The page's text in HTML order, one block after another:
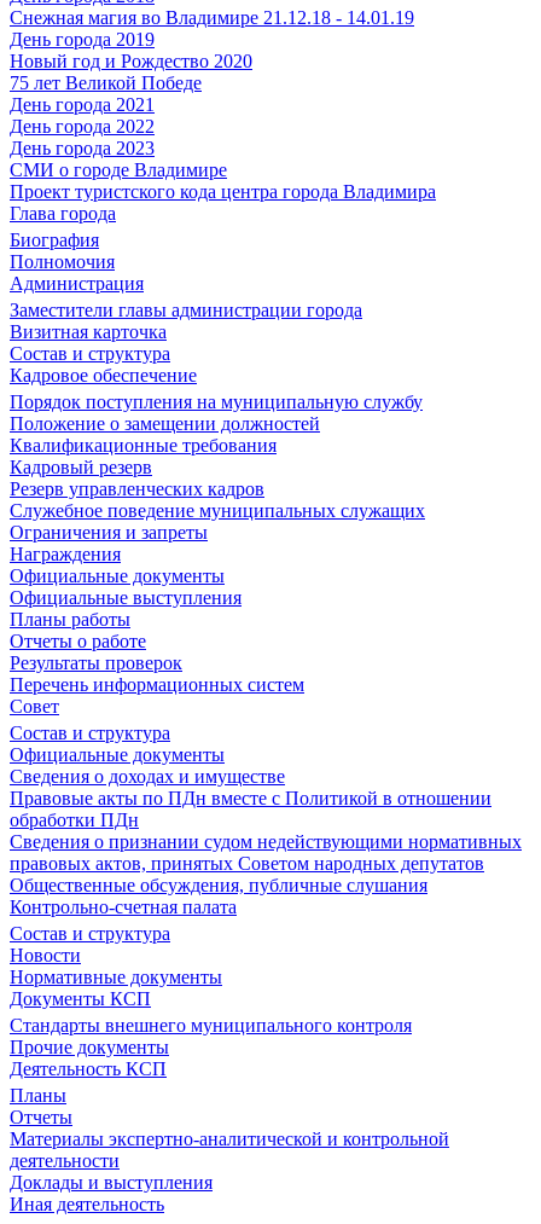
Снежная магия во Владимире 21.12.18 - 14.01.19
День города 2019
Новый год и Рождество 2020
75 лет Великой Победе
День города 2021
День города 2022
День города 2023
СМИ о городе Владимире
Проект туристского кода центра города Владимира
Глава города
Биография
Полномочия
Администрация
Заместители главы администрации города
Визитная карточка
Состав и структура
Кадровое обеспечение
Порядок поступления на муниципальную службу
Положение о замещении должностей
Квалификационные требования
Кадровый резерв
Резерв управленческих кадров
Служебное поведение муниципальных служащих
Ограничения и запреты
Награждения
Официальные документы
Официальные выступления
Планы работы
Отчеты о работе
Результаты проверок
Перечень информационных систем
Совет
Состав и структура
Официальные документы
Сведения о доходах и имуществе
Правовые акты по ПДн вместе с Политикой в отношении
обработки ПДн
Сведения о признании судом недействующими нормативных
правовых актов, принятых Советом народных депутатов
Общественные обсуждения, публичные слушания
Контрольно-счетная палата
Состав и структура
Новости
Нормативные документы
Документы КСП
Стандарты внешнего муниципального контроля
Прочие документы
Деятельность КСП
Планы
Отчеты
Материалы экспертно-аналитической и контрольной
деятельности
Доклады и выступления
Иная деятельность